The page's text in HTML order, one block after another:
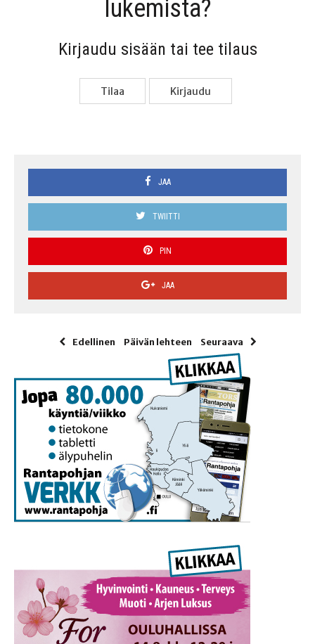
lukemista?
Kir­jau­du sisään tai tee tilaus
Tilaa Kir­jau­du
JAA
TWIITTI
PIN
JAA
Edellinen Päivän lehteen Seuraava